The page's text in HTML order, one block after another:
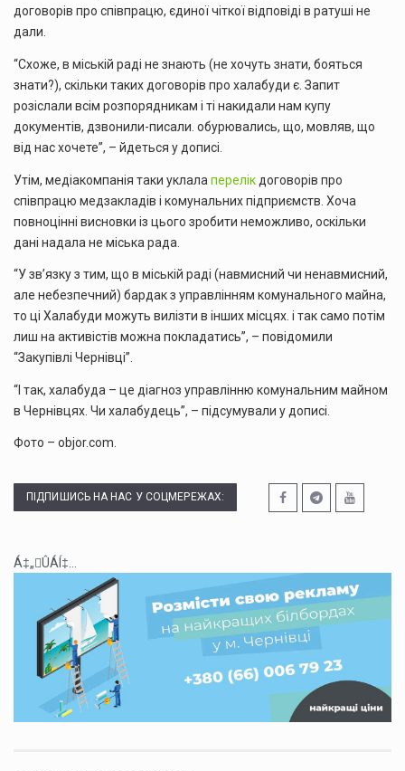
договорів про співпрацю, єдиної чіткої відповіді в ратуші не
дали.
“Схоже, в міській раді не знають (не хочуть знати, бояться
знати?), скільки таких договорів про халабуди є. Запит
розіслали всім розпорядникам і ті накидали нам купу
документів, дзвонили-писали. обурювались, що, мовляв, що
від нас хочете”, – йдеться у дописі.
Утім, медіакомпанія таки уклала перелік договорів про
співпрацю медзакладів і комунальних підприємств. Хоча
повноцінні висновки із цього зробити неможливо, оскільки
дані надала не міська рада.
“У зв’язку з тим, що в міській раді (навмисний чи ненавмисний,
але небезпечний) бардак з управлінням комунального майна,
то ці Халабуди можуть вилізти в інших місцях. і так само потім
лиш на активістів можна покладатись”, – повідомили
“Закупівлі Чернівці”.
“І так, халабуда – це діагноз управлінню комунальним майном
в Чернівцях. Чи халабудець”, – підсумували у дописі.
Фото – objor.com.
ПІДПИШИСЬ НА НАС У СОЦМЕРЕЖАХ:
Á‡„ÛÁÍ‡...